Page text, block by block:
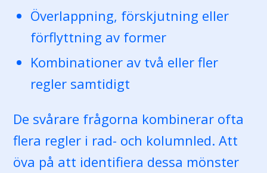
Överlappning, förskjutning eller
förflyttning av former
Kombinationer av två eller fler
regler samtidigt
De svårare frågorna kombinerar ofta
flera regler i rad- och kolumnled. Att
öva på att identifiera dessa mönster